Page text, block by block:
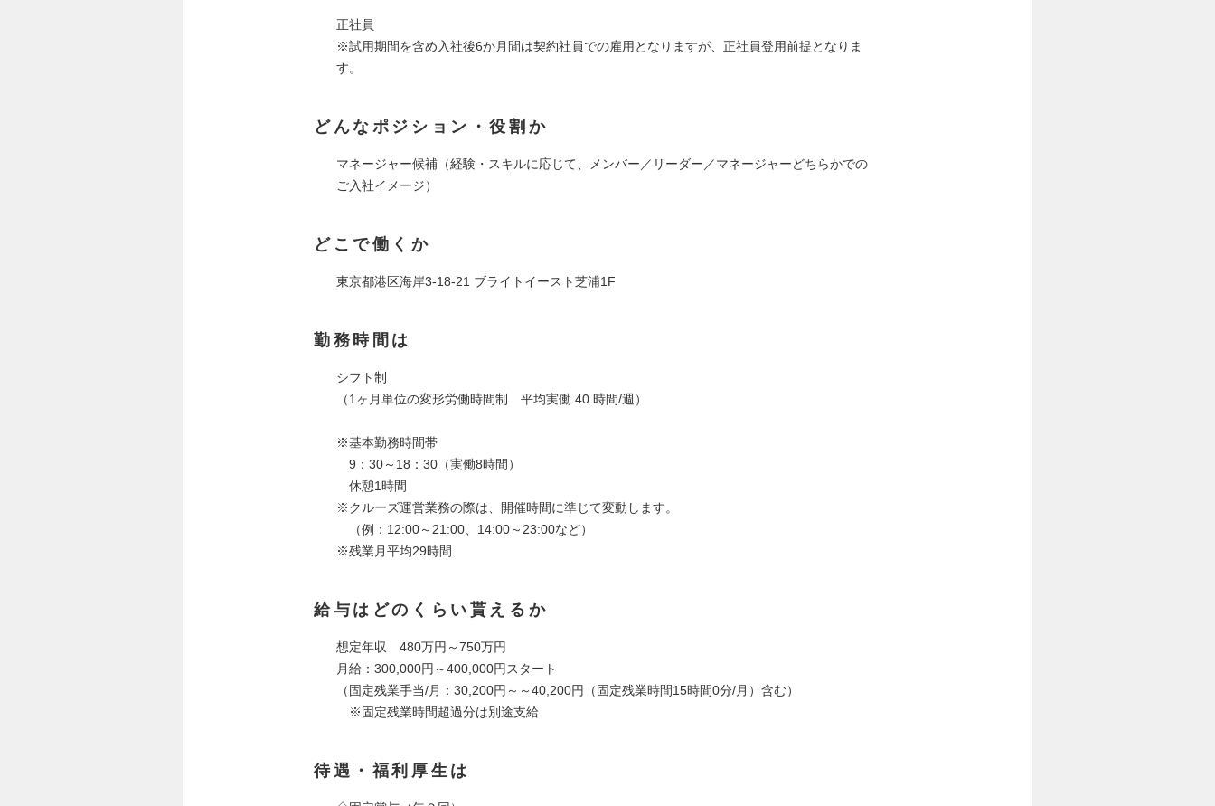
正社員
※試用期間を含め入社後6か月間は契約社員での雇用となりますが、正社員登用前提となりま
す。
どんなポジション・役割か
マネージャー候補（経験・スキルに応じて、メンバー／リーダー／マネージャーどちらかでの
ご入社イメージ）
どこで働くか
東京都港区海岸3-18-21 ブライトイースト芝浦1F
勤務時間は
シフト制
（1ヶ月単位の変形労働時間制 平均実働 40 時間/週）
※基本勤務時間帯
9：30～18：30（実働8時間）
休憩1時間
※クルーズ運営業務の際は、開催時間に準じて変動します。
（例：12:00～21:00、14:00～23:00など）
※残業月平均29時間
給与はどのくらい貰えるか
想定年収 480万円～750万円
月給：300,000円～400,000円スタート
（固定残業手当/月：30,200円～～40,200円（固定残業時間15時間0分/月）含む）
※固定残業時間超過分は別途支給
待遇・福利厚生は